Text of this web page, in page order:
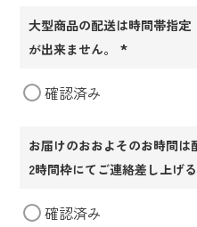
大型商品の配送は時間帯指定
が出来ません。
確認済み
お届けのおおよそのお時間は
2時間枠にてご連絡差し上げ
確認済み